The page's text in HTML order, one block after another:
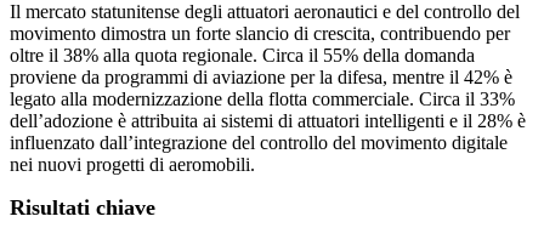
Il mercato statunitense degli attuatori aeronautici e del controllo del
movimento dimostra un forte slancio di crescita, contribuendo per
oltre il 38% alla quota regionale. Circa il 55% della domanda
proviene da programmi di aviazione per la difesa, mentre il 42% è
legato alla modernizzazione della flotta commerciale. Circa il 33%
dell’adozione è attribuita ai sistemi di attuatori intelligenti e il 28% è
influenzato dall’integrazione del controllo del movimento digitale
nei nuovi progetti di aeromobili.
Risultati chiave